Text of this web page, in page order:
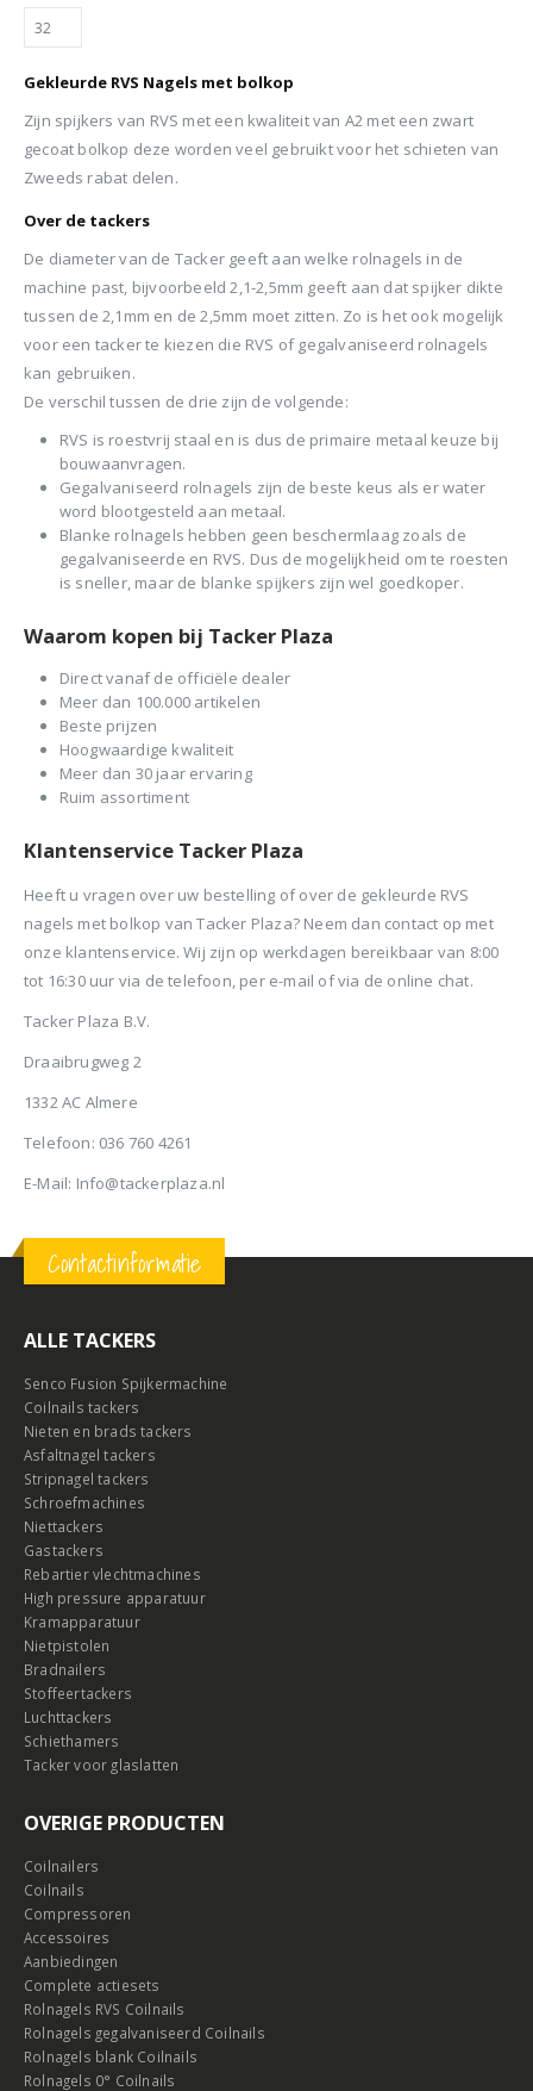
Gekleurde RVS Nagels met bolkop
Zijn spijkers van RVS met een kwaliteit van A2 met een zwart
gecoat bolkop deze worden veel gebruikt voor het schieten van
Zweeds rabat delen.
Over de tackers
De diameter van de Tacker geeft aan welke rolnagels in de
machine past, bijvoorbeeld 2,1-2,5mm geeft aan dat spijker dikte
tussen de 2,1mm en de 2,5mm moet zitten. Zo is het ook mogelijk
voor een tacker te kiezen die RVS of gegalvaniseerd rolnagels
kan gebruiken.
De verschil tussen de drie zijn de volgende:
RVS is roestvrij staal en is dus de primaire metaal keuze bij
bouwaanvragen.
Gegalvaniseerd rolnagels zijn de beste keus als er water
word blootgesteld aan metaal.
Blanke rolnagels hebben geen beschermlaag zoals de
gegalvaniseerde en RVS. Dus de mogelijkheid om te roesten
is sneller, maar de blanke spijkers zijn wel goedkoper.
Waarom kopen bij Tacker Plaza
Direct vanaf de officiële dealer
Meer dan 100.000 artikelen
Beste prijzen
Hoogwaardige kwaliteit
Meer dan 30 jaar ervaring
Ruim assortiment
Klantenservice Tacker Plaza
Heeft u vragen over uw bestelling of over de gekleurde RVS
nagels met bolkop van Tacker Plaza? Neem dan contact op met
onze klantenservice. Wij zijn op werkdagen bereikbaar van 8:00
tot 16:30 uur via de telefoon, per e-mail of via de online chat.
Tacker Plaza B.V.
Draaibrugweg 2
1332 AC Almere
Telefoon: 036 760 4261
E-Mail: Info@tackerplaza.nl
Contactinformatie
ALLE TACKERS
Senco Fusion Spijkermachine
Coilnails tackers
Nieten en brads tackers
Asfaltnagel tackers
Stripnagel tackers
Schroefmachines
Niettackers
Gastackers
Rebartier vlechtmachines
High pressure apparatuur
Kramapparatuur
Nietpistolen
Bradnailers
Stoffeertackers
Luchttackers
Schiethamers
Tacker voor glaslatten
OVERIGE PRODUCTEN
Coilnailers
Coilnails
Compressoren
Accessoires
Aanbiedingen
Complete actiesets
Rolnagels RVS Coilnails
Rolnagels gegalvaniseerd Coilnails
Rolnagels blank Coilnails
Rolnagels 0° Coilnails